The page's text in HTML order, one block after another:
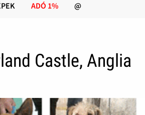
ADÓ 1% @
Castle, Anglia